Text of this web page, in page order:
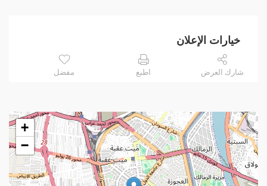
خيارات الإعلان
شارك العرض اطبع مفضل
+
−